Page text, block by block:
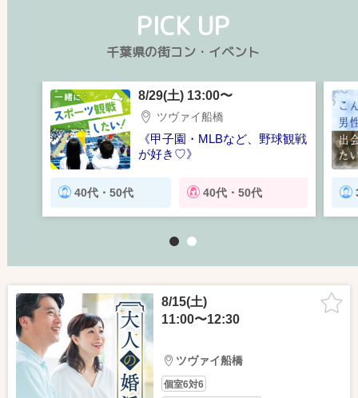
PICK UP
千葉県の街コン・イベント
8/29(土) 13:00〜
ツヴァイ船橋
《甲子園・MLBなど、野球観戦
が好き♡》
40代・50代 40代・50代
1 2
8/15(土)
11:00〜12:30
ツヴァイ船橋
個室6対6